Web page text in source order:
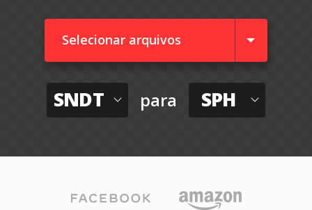
Selecionar arquivos
SNDT para SPH